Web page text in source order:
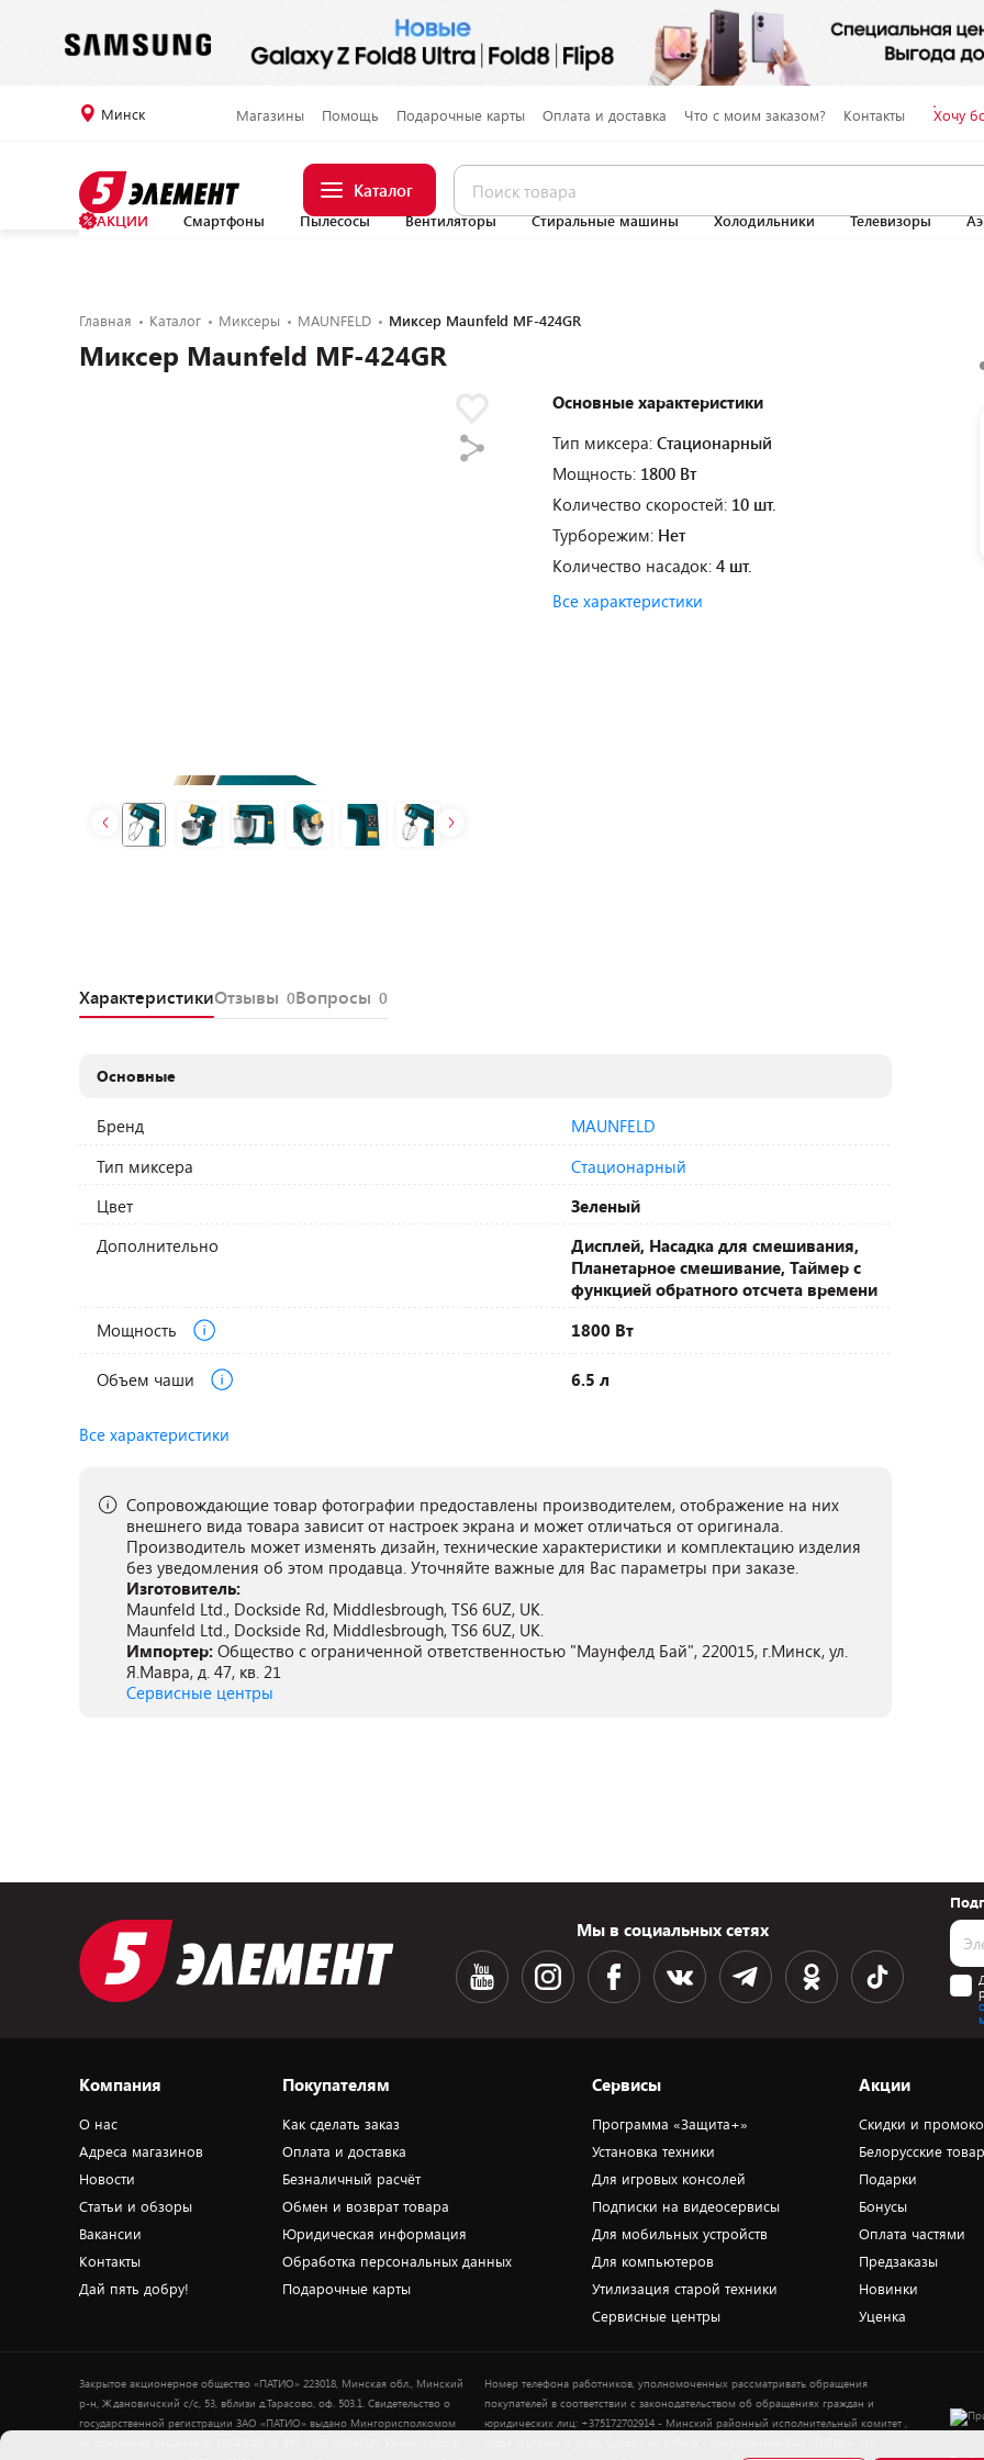
Минск Магазины Помощь Подарочные карты Оплата и доставка Что с моим заказом? Контакты Хочу
Каталог
АКЦИИ Смартфоны Пылесосы Вентиляторы Стиральные машины Холодильники Телевизоры
Главная Каталог Миксеры MAUNFELD Миксер Maunfeld MF-424GR
Миксер Maunfeld MF-424GR
Основные характеристики
Тип миксера: Стационарный
Мощность: 1800 Вт
Количество скоростей: 10 шт.
Турборежим: Нет
Количество насадок: 4 шт.
Все характеристики
ХарактеристикиОтзывы 0Вопросы 0
Основные
Бренд
MAUNFELD
Тип миксера
Стационарный
Цвет
Зеленый
Дополнительно
Дисплей, Насадка для смешивания,
Планетарное смешивание, Таймер с
функцией обратного отсчета времени
Мощность
1800 Вт
Объем чаши 6.5 л
Все характеристики
Сопровождающие товар фотографии предоставлены производителем, отображение на них
внешнего вида товара зависит от настроек экрана и может отличаться от оригинала.
Производитель может изменять дизайн, технические характеристики и комплектацию изделия
без уведомления об этом продавца. Уточняйте важные для Вас параметры при заказе.
Изготовитель:
Maunfeld Ltd., Dockside Rd, Middlesbrough, TS6 6UZ, UK.
Maunfeld Ltd., Dockside Rd, Middlesbrough, TS6 6UZ, UK.
Импортер: Общество с ограниченной ответственностью "Маунфелд Бай", 220015, г.Минск, ул.
Я.Мавра, д. 47, кв. 21
Сервисные центры
Мы в социальных сетях
Компания
О нас
Адреса магазинов
Новости
Статьи и обзоры
Вакансии
Контакты
Дай пять добру!
Покупателям
Как сделать заказ
Оплата и доставка
Безналичный расчёт
Обмен и возврат товара
Юридическая информация
Обработка персональных данных
Подарочные карты
Сервисы
Программа «Защита+»
Установка техники
Для игровых консолей
Подписки на видеосервисы
Для мобильных устройств
Для компьютеров
Утилизация старой техники
Сервисные центры
Акции
Скидки и
Белорусские
Подарки
Бонусы
Оплата частями
Предзаказы
Новинки
Уценка
Закрытое акционерное общество «ПАТИО» 223018, Минская обл., Минский
р-н, Ждановичский с/с, 53, вблизи д.Тарасово, оф. 503.1. Свидетельство о
государственной регистрации ЗАО «ПАТИО» выдано Мингорисполкомом
Номер телефона работников, уполномоченных рассматривать обращения
покупателей в соответствии с законодательством об обращениях граждан и
юридических лиц: +375172702914 - Минский районный исполнительный комитет ,